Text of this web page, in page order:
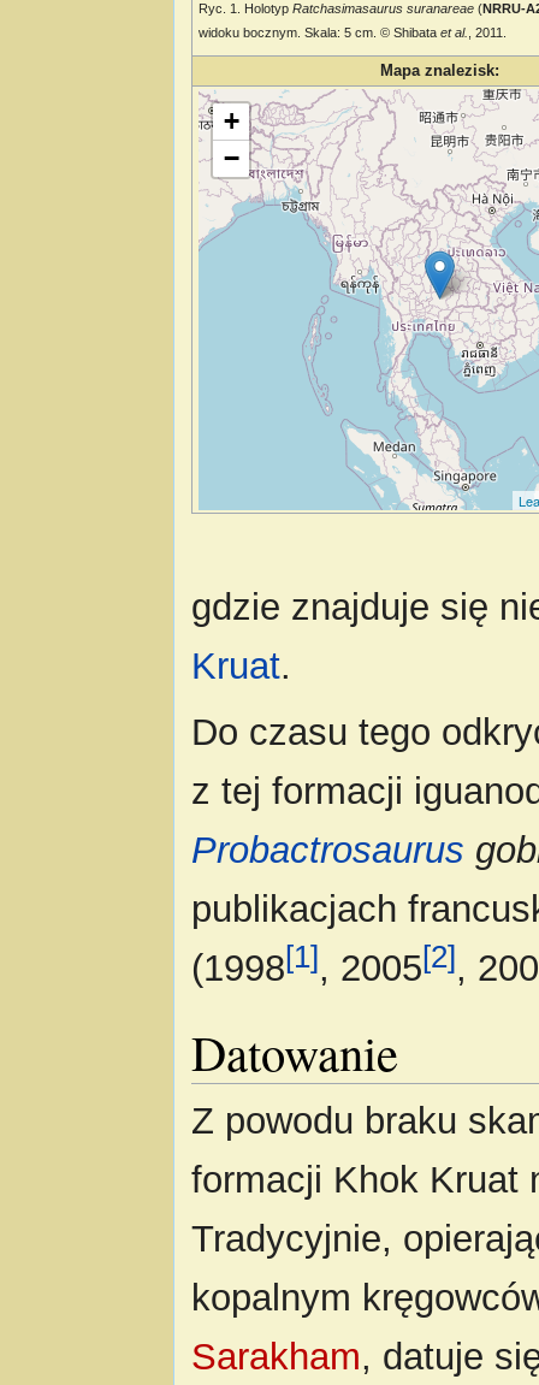
Ryc. 1. HolotypRatchasimasaurus suranareae (NRRU-
widoku bocznym. Skala: 5 cm. © Shibataet al. , 2011.
Mapa znalezisk:
Wczytywanie mapy…
+
−
gdzie znajduje się
Kruat.
Do czasu tego
z tej formacji
Probactrosaurus
publikacjach
(1998[1], 2005[2],
Datowanie
Z powodu braku
formacji Khok Kruat
Tradycyjnie,
kopalnym
Sarakham, datuje